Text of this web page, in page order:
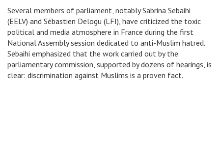
Several members of parliament, notably Sabrina Sebaihi
(EELV) and Sébastien Delogu (LFI), have criticized the toxic
political and media atmosphere in France during the first
National Assembly session dedicated to anti-Muslim hatred.
Sebaihi emphasized that the work carried out by the
parliamentary commission, supported by dozens of hearings, is
clear: discrimination against Muslims is a proven fact.